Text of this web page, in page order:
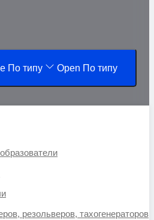
По типу Open По типу
резольверов, тахогенераторов